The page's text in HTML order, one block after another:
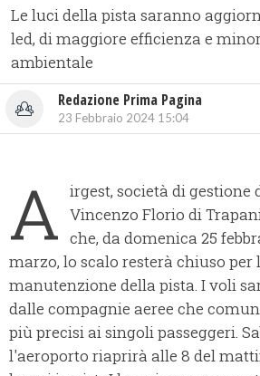
Le luci della pista saranno
led, di maggiore efficienza e
ambientale
Redazione Prima Pagina
23 Febbraio 2024 15:04
A irgest, società di gestione
Vincenzo Florio di
che, da domenica 25
marzo, lo scalo resterà chiuso per
manutenzione della pista. I voli
dalle compagnie aeree che
più precisi ai singoli passeggeri.
l'aeroporto riaprirà alle 8 del